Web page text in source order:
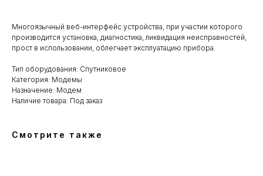
Многоязычный веб-интерфейс устройства, при участии которого
производится установка, диагностика, ликвидация неисправностей,
прост в использовании, облегчает эксплуатацию прибора.
Тип оборудования: Спутниковое
Категория: Модемы
Назначение: Модем
Наличие товара: Под заказ
Смотрите также